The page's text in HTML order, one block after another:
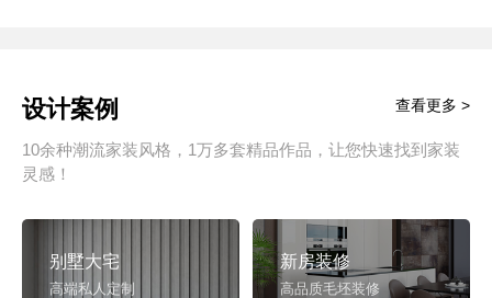
设计案例
10余种潮流家装风格，1万多套精品作品，让您快速找到家装
灵感！
查看更多 >
别墅大宅
高端私人定制
新房装修
高品质毛坯装修